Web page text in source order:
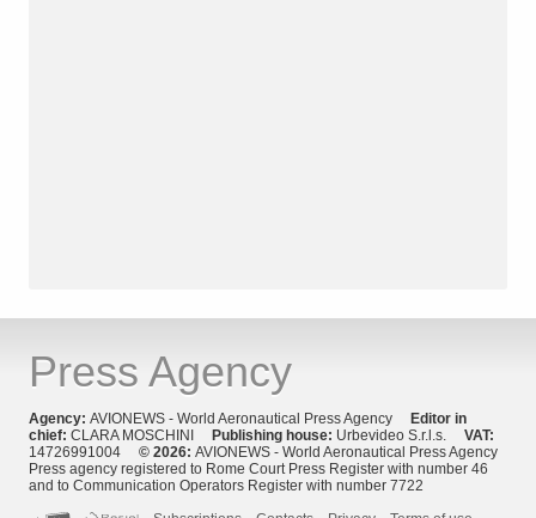
Press Agency
Agency: AVIONEWS - World Aeronautical Press Agency Editor in
chief: CLARA MOSCHINI Publishing house: Urbevideo S.r.l.s. VAT:
14726991004 © 2026: AVIONEWS - World Aeronautical Press Agency
Press agency registered to Rome Court Press Register with number 46
and to Communication Operators Register with number 7722